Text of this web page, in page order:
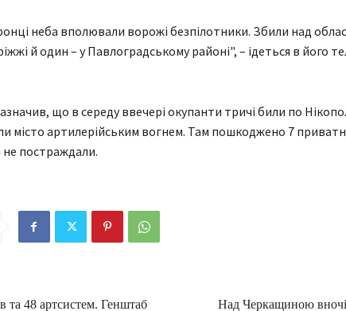
неба вполювали ворожі безпілотники. Збили над
й один – у Павлоградському районі", – ідеться в його
що в середу ввечері окупанти тричі били по
місто артилерійським вогнем. Там пошкоджено 7
постраждали.
та 48 артсистем. Генштаб
Над Черкащиною